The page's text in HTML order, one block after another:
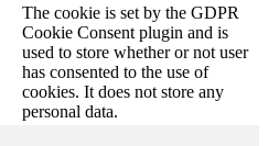
The cookie is set by the GDPR
Cookie Consent plugin and is
used to store whether or not user
has consented to the use of
cookies. It does not store any
personal data.